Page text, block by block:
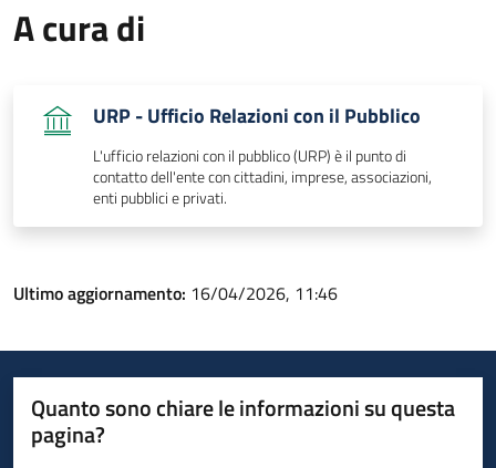
A cura di
URP - Ufficio Relazioni con il Pubblico
L'ufficio relazioni con il pubblico (URP) è il punto di
contatto dell'ente con cittadini, imprese, associazioni,
enti pubblici e privati.
Ultimo aggiornamento: 16/04/2026, 11:46
Quanto sono chiare le informazioni su questa
pagina?